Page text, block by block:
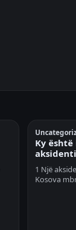
Ky
1 Një
Kosova